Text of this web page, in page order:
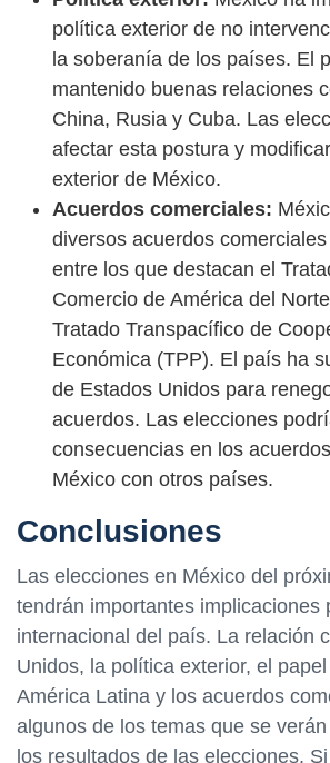
política exterior de no
la soberanía de los países. El
mantenido buenas relaciones
China, Rusia y Cuba. Las
afectar esta postura y
exterior de México.
Acuerdos comerciales:
diversos acuerdos
entre los que destacan el
Comercio de América del
Tratado Transpacífico de
Económica (TPP). El país ha
de Estados Unidos para
acuerdos. Las elecciones
consecuencias en los
México con otros países.
Conclusiones
Las elecciones en México del
tendrán importantes implicaciones
internacional del país. La relación
Unidos, la política exterior, el
América Latina y los acuerdos
algunos de los temas que se
los resultados de las elecciones.